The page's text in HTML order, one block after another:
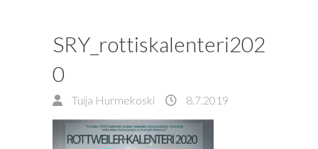
SRY_rottiskalenteri202
0
Tuija Hurmekoski 8.7.2019